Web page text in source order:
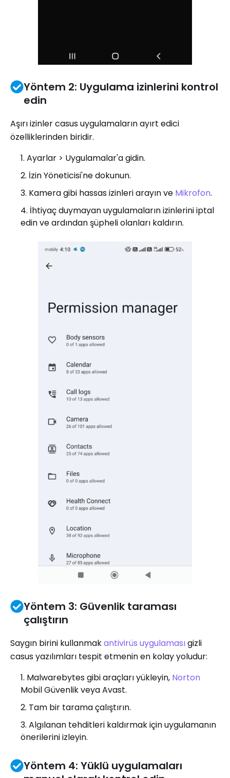
Yöntem 2: Uygulama izinlerini kontrol
edin
Aşırı izinler casus uygulamaların ayırt edici
özelliklerinden biridir.
Ayarlar > Uygulamalar'a gidin.
İzin Yöneticisi'ne dokunun.
Kamera gibi hassas izinleri arayın ve Mikrofon.
İhtiyaç duymayan uygulamaların izinlerini iptal
edin ve ardından şüpheli olanları kaldırın.
Yöntem 3: Güvenlik taraması
çalıştırın
Saygın birini kullanmakantivirüs uygulamasıgizli
casus yazılımları tespit etmenin en kolay yoludur:
Malwarebytes gibi araçları yükleyin, Norton
Mobil Güvenlik veya Avast.
Tam bir tarama çalıştırın.
Algılanan tehditleri kaldırmak için uygulamanın
önerilerini izleyin.
Yöntem 4: Yüklü uygulamaları